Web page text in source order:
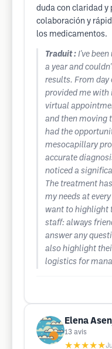
duda con claridad y
colaboración y
los medicamentos.
Traduit : I've
a year and
results. From day
provided me with
virtual
and then moving
had the
mesocapillary
accurate
noticed a
The treatment
my needs at
want to highlight
staff: always
answer any
also highlight
logistics for
Elena
13 avis
★★★★★